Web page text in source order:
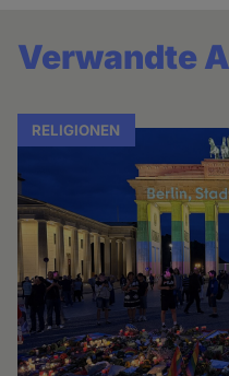
Verwandte
RELIGIONEN